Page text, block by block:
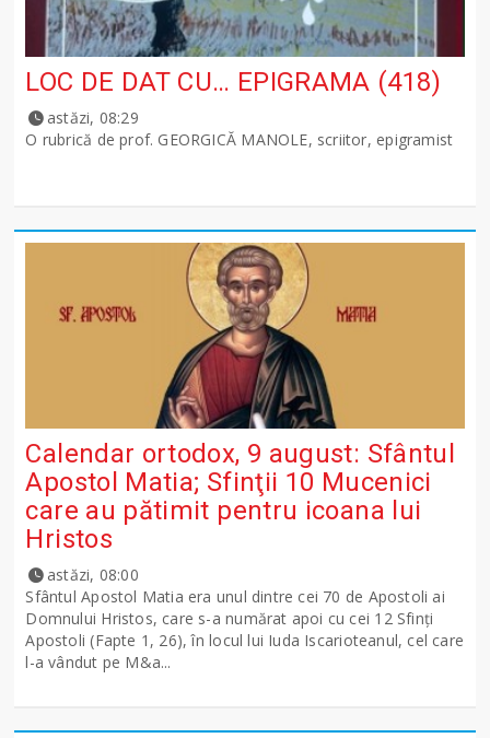
LOC DE DAT CU… EPIGRAMA (418)
astăzi, 08:29
O rubrică de prof. GEORGICĂ MANOLE, scriitor, epigramist
Calendar ortodox, 9 august: Sfântul
Apostol Matia; Sfinţii 10 Mucenici
care au pătimit pentru icoana lui
Hristos
astăzi, 08:00
Sfântul Apostol Matia era unul dintre cei 70 de Apostoli ai
Domnului Hristos, care s-a numărat apoi cu cei 12 Sfinţi
Apostoli (Fapte 1, 26), în locul lui Iuda Iscarioteanul, cel care
l-a vândut pe M&a...